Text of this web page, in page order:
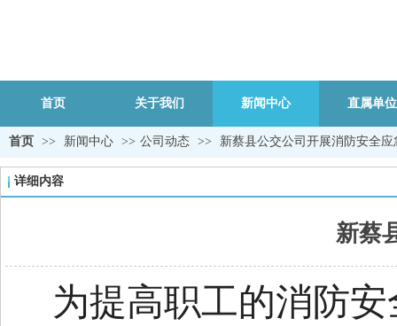
首页 关于我们 新闻中心 直属单位
首页 >> 新闻中心 >> 公司动态 >> 新蔡县公交公司开展消防安全应
详细内容
新蔡
为提高职工的消防